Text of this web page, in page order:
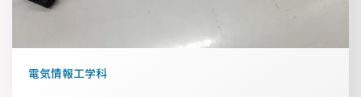
電気情報工学科